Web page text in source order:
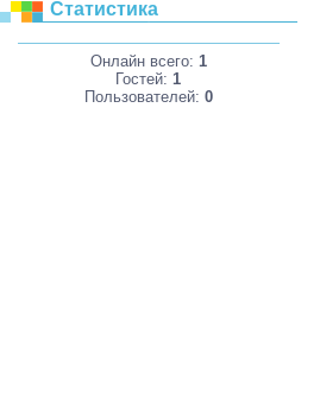
Статистика
Онлайн всего: 1
Гостей: 1
Пользователей: 0